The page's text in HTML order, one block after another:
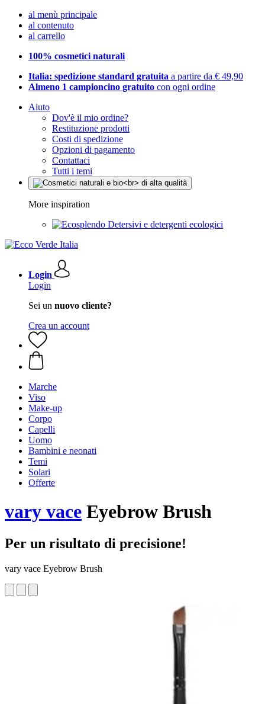
al menù principale
al contenuto
al carrello
100% cosmetici naturali
Italia: spedizione standard gratuita a partire da € 49,90
Almeno 1 campioncino gratuito con ogni ordine
Aiuto
Dov'è il mio ordine?
Restituzione prodotti
Costi di spedizione
Opzioni di pagamento
Contattaci
Tutti i temi
More inspiration
Detersivi e detergenti ecologici
Login
Login
Sei un nuovo cliente?
Crea un account
Marche
Viso
Make-up
Corpo
Capelli
Uomo
Bambini e neonati
Temi
Solari
Offerte
vary vace Eyebrow Brush
Per un risultato di precisione!
vary vace Eyebrow Brush